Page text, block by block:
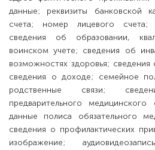
данные; реквизиты банковской
счета; номер лицевого счета;
сведения об образовании,
воинском учете; сведения об
возможностях здоровья;
сведения о доходе; семейное
родственные связи;
предварительного
данные полиса обязательного
сведения о профилактических
изображение;